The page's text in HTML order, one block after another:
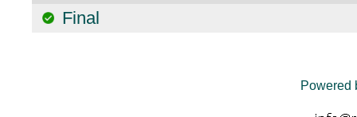
Final
Powered